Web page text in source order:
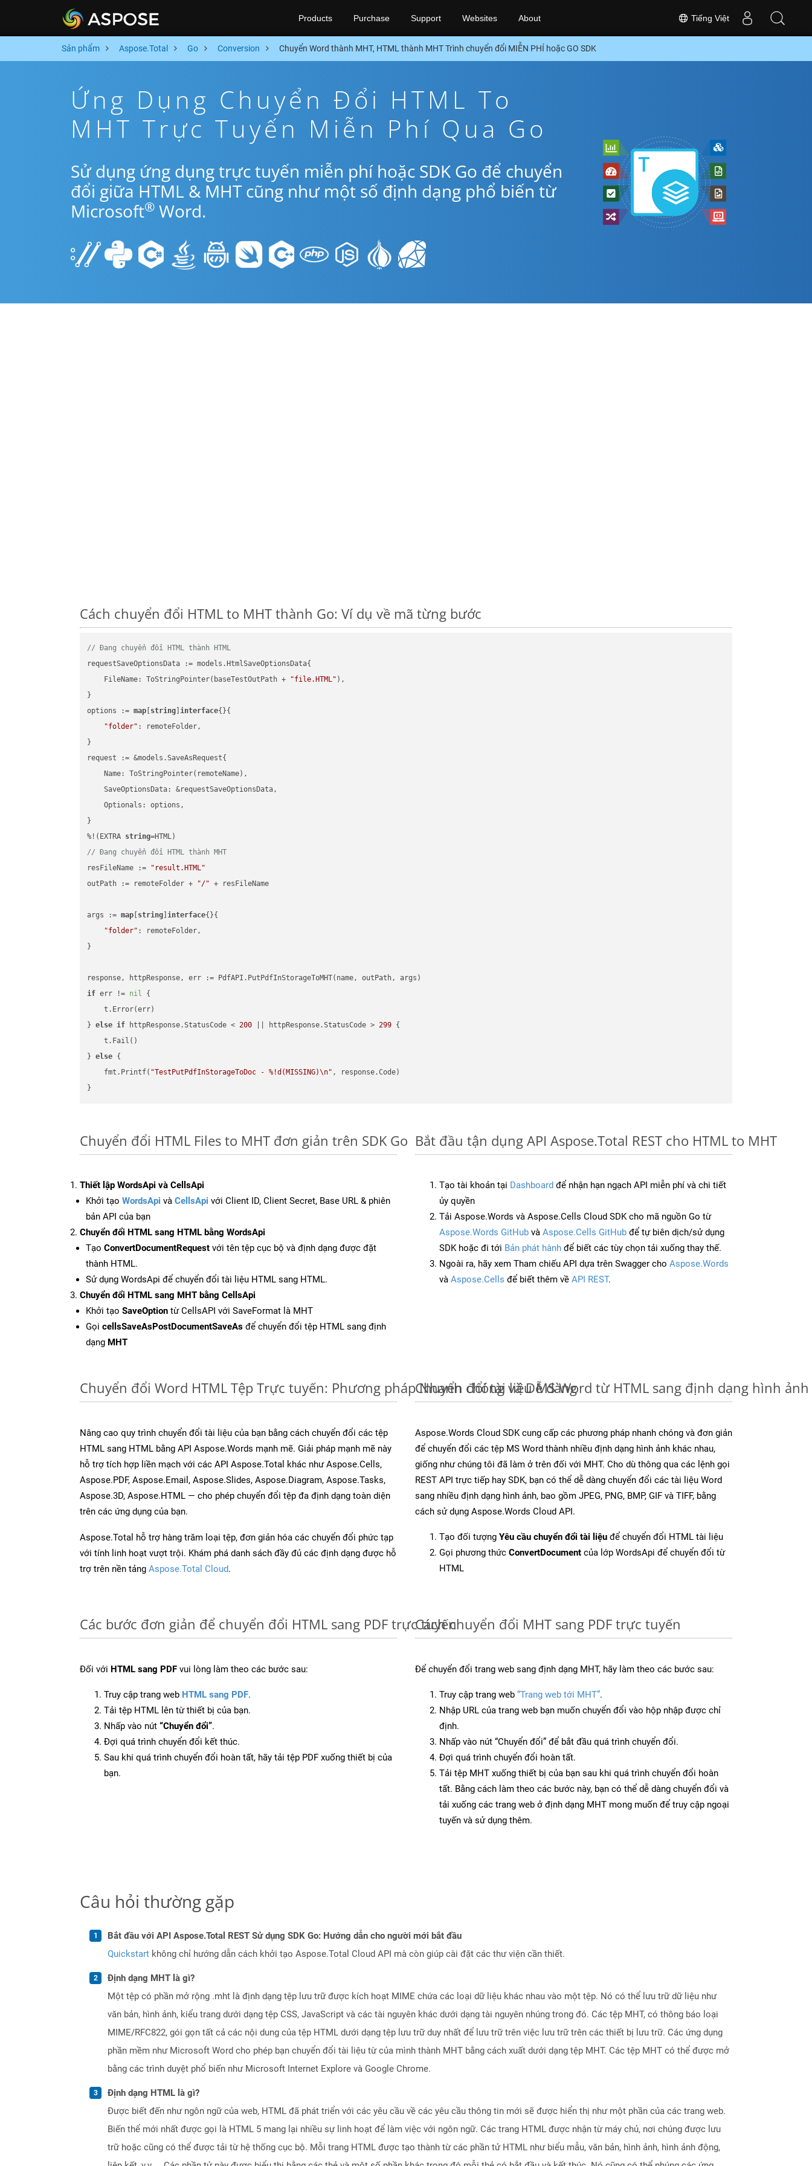
Tiếng Việt
Products Purchase Support Websites About
Sản phẩm Aspose.Total Go Conversion Chuyển Word thành MHT, HTML thành MHT Trình chuyển đổi MIỄN PHÍ hoặc GO SDK
Ứng Dụng Chuyển Đổi HTML To
MHT Trực Tuyến Miễn Phí Qua Go
Sử dụng ứng dụng trực tuyến miễn phí hoặc SDK Go để chuyển
đổi giữa HTML & MHT cũng như một số định dạng phổ biến từ
Microsoft® Word.
Cách chuyển đổi HTML to MHT thành Go: Ví dụ về mã từng bước
// Đang chuyển đổi HTML thành HTML
requestSaveOptionsData := models.HtmlSaveOptionsData{
    FileName: ToStringPointer(baseTestOutPath +
"file.HTML" ),
}
options := map string ]interface{}{
"folder" : remoteFolder,
}
request := &models.SaveAsRequest{
    Name: ToStringPointer(remoteName),
    SaveOptionsData: &requestSaveOptionsData,
    Optionals: options,
}
%!(EXTRA string
// Đang chuyển đổi HTML thành MHT
resFileName :=
"result.HTML"
outPath := remoteFolder +
"/" + resFileName
args := map string ]interface{}{
"folder" : remoteFolder,
}
if err != nil {
    t.Error(err)
} else if httpResponse.StatusCode < 200 || httpResponse.StatusCode > 299 {
    t.Fail()
} else {
    fmt.Printf(
"TestPutPdfInStorageToDoc - %!d(MISSING)\n" , response.Code)
Chuyển đổi HTML Files to MHT đơn giản trên SDK Go
Thiết lập WordsApi và CellsApi
Khởi tạo WordsApi và CellsApi với Client ID, Client Secret, Base URL & phiên
bản API của bạn
Chuyển đổi HTML sang HTML bằng WordsApi
Tạo ConvertDocumentRequest với tên tệp cục bộ và định dạng được đặt
thành HTML.
Sử dụng WordsApi để chuyển đổi tài liệu HTML sang HTML.
Chuyển đổi HTML sang MHT bằng CellsApi
Khởi tạo SaveOption từ CellsAPI với SaveFormat là MHT
Gọi cellsSaveAsPostDocumentSaveAs để chuyển đổi tệp HTML sang định
dạng MHT
Bắt đầu tận dụng API Aspose.Total REST cho HTML to MHT
Tạo tài khoản tại Dashboard để nhận hạn ngạch API miễn phí và chi tiết
ủy quyền
Tải Aspose.Words và Aspose.Cells Cloud SDK cho mã nguồn Go từ
Aspose.Words GitHub và Aspose.Cells GitHub để tự biên dịch/sử dụng
SDK hoặc đi tới Bản phát hành để biết các tùy chọn tải xuống thay thế.
Ngoài ra, hãy xem Tham chiếu API dựa trên Swagger cho Aspose.Words
và Aspose.Cells để biết thêm về API REST.
Chuyển đổi Word HTML Tệp Trực tuyến: Phương pháp Nhanh chóng và Dễ dàng
Nâng cao quy trình chuyển đổi tài liệu của bạn bằng cách chuyển đổi các tệp
HTML sang HTML bằng API Aspose.Words mạnh mẽ. Giải pháp mạnh mẽ này
hỗ trợ tích hợp liền mạch với các API Aspose.Total khác như Aspose.Cells,
Aspose.PDF, Aspose.Email, Aspose.Slides, Aspose.Diagram, Aspose.Tasks,
Aspose.3D, Aspose.HTML — cho phép chuyển đổi tệp đa định dạng toàn diện
trên các ứng dụng của bạn.
Aspose.Total hỗ trợ hàng trăm loại tệp, đơn giản hóa các chuyển đổi phức tạp
với tính linh hoạt vượt trội. Khám phá danh sách đầy đủ các định dạng được hỗ
trợ trên nền tảng Aspose.Total Cloud.
Chuyển đổi tài liệu MS Word từ HTML sang định dạng hình
Aspose.Words Cloud SDK cung cấp các phương pháp nhanh chóng và đơn giản
để chuyển đổi các tệp MS Word thành nhiều định dạng hình ảnh khác nhau,
giống như chúng tôi đã làm ở trên đối với MHT. Cho dù thông qua các lệnh gọi
REST API trực tiếp hay SDK, bạn có thể dễ dàng chuyển đổi các tài liệu Word
sang nhiều định dạng hình ảnh, bao gồm JPEG, PNG, BMP, GIF và TIFF, bằng
cách sử dụng Aspose.Words Cloud API.
Tạo đối tượng Yêu cầu chuyển đổi tài liệu để chuyển đổi HTML tài liệu
Gọi phương thức ConvertDocument của lớp WordsApi để chuyển đổi từ
HTML
Các bước đơn giản để chuyển đổi HTML sang PDF trực tuyến
Đối với HTML sang PDF vui lòng làm theo các bước sau:
Truy cập trang web HTML sang PDF.
Tải tệp HTML lên từ thiết bị của bạn.
Nhấp vào nút “Chuyển đổi”.
Đợi quá trình chuyển đổi kết thúc.
Sau khi quá trình chuyển đổi hoàn tất, hãy tải tệp PDF xuống thiết bị của
bạn.
Cách chuyển đổi MHT sang PDF trực tuyến
Để chuyển đổi trang web sang định dạng MHT, hãy làm theo các bước sau:
Truy cập trang web “Trang web tới MHT”.
Nhập URL của trang web bạn muốn chuyển đổi vào hộp nhập được chỉ
định.
Nhấp vào nút “Chuyển đổi” để bắt đầu quá trình chuyển đổi.
Đợi quá trình chuyển đổi hoàn tất.
Tải tệp MHT xuống thiết bị của bạn sau khi quá trình chuyển đổi hoàn
tất. Bằng cách làm theo các bước này, bạn có thể dễ dàng chuyển đổi và
tải xuống các trang web ở định dạng MHT mong muốn để truy cập ngoại
tuyến và sử dụng thêm.
Câu hỏi thường gặp
Bắt đầu với API Aspose.Total REST Sử dụng SDK Go: Hướng dẫn cho người mới bắt đầu
Quickstart không chỉ hướng dẫn cách khởi tạo Aspose.Total Cloud API mà còn giúp cài đặt các thư viện cần thiết.
Định dạng MHT là gì?
Một tệp có phần mở rộng .mht là định dạng tệp lưu trữ được kích hoạt MIME chứa các loại dữ liệu khác nhau vào một tệp. Nó có thể lưu trữ dữ liệu như
văn bản, hình ảnh, kiểu trang dưới dạng tệp CSS, JavaScript và các tài nguyên khác dưới dạng tài nguyên nhúng trong đó. Các tệp MHT, có thông báo loại
MIME/RFC822, gói gọn tất cả các nội dung của tệp HTML dưới dạng tệp lưu trữ duy nhất để lưu trữ trên việc lưu trữ trên các thiết bị lưu trữ. Các ứng dụng
phần mềm như Microsoft Word cho phép bạn chuyển đổi tài liệu từ của mình thành MHT bằng cách xuất dưới dạng tệp MHT. Các tệp MHT có thể được mở
bằng các trình duyệt phổ biến như Microsoft Internet Explore và Google Chrome.
Định dạng HTML là gì?
Được biết đến như ngôn ngữ của web, HTML đã phát triển với các yêu cầu về các yêu cầu thông tin mới sẽ được hiển thị như một phần của các trang web.
Biến thể mới nhất được gọi là HTML 5 mang lại nhiều sự linh hoạt để làm việc với ngôn ngữ. Các trang HTML được nhận từ máy chủ, nơi chúng được lưu
trữ hoặc cũng có thể được tải từ hệ thống cục bộ. Mỗi trang HTML được tạo thành từ các phần tử HTML như biểu mẫu, văn bản, hình ảnh, hình ảnh động,